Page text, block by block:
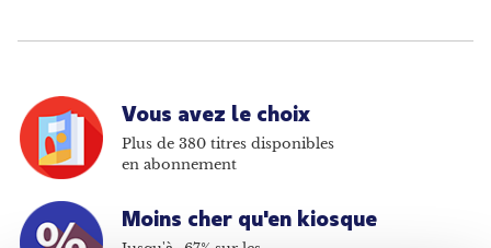
Vous avez le choix
Plus de 380 titres disponibles
en abonnement
Moins cher qu'en kiosque